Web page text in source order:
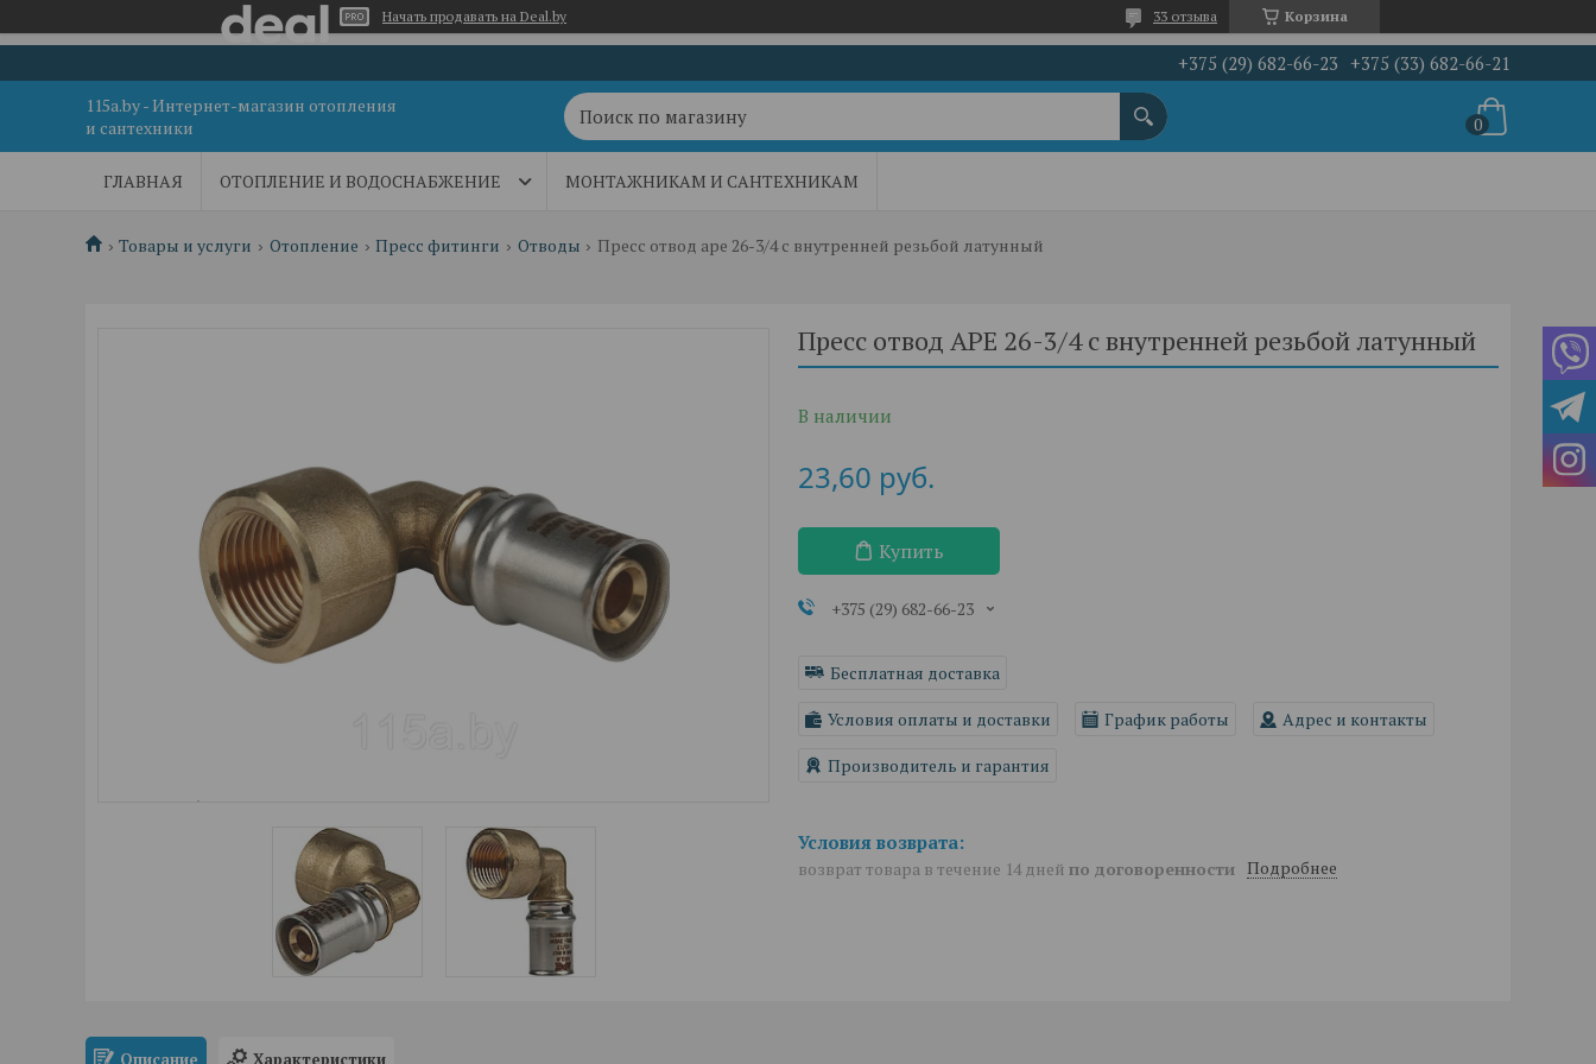
Начать продавать на Deal.by Корзина
33 отзыва
+375 (29) 682-66-23 +375 (33) 682-66-21
115a.by - Интернет-магазин отопления
и сантехники
ГЛАВНАЯ ОТОПЛЕНИЕ И ВОДОСНАБЖЕНИЕ МОНТАЖНИКАМ И САНТЕХНИКАМ
Товары и услуги Отопление Пресс фитинги Отводы Пресс отвод ape 26-3/4 с внутренней резьбой латунный
Пресс отвод APE 26-3/4 с внутренней резьбой латунный
В наличии
23,60 руб.
Купить
+375 (29) 682-66-23
Бесплатная доставка
Условия оплаты и доставки График работы Адрес и контакты
Производитель и гарантия
возврат товара в течение 14 дней по договоренности Подробнее
Описание Характеристики